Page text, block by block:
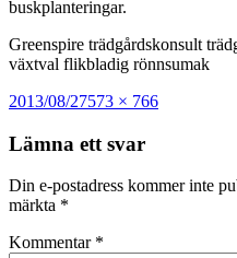
Greenspire trädgårdskonsult
växtval flikbladig rönnsumak
Postat
2013/08/27Full
573 × 766
Lämna ett svar
Din e-postadress kommer inte
märkta *
Kommentar *